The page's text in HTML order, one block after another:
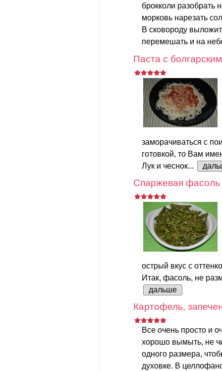
брокколи разобрать
морковь нарезать
В сковороду
перемешать и на
Паста с
заморачиваться с
готовкой, то Вам
Лук и чеснок...
Спаржевая
острый вкус с
Итак, фасоль, не
дальше
Картофель,
Все очень просто и
хорошо вымыть, не
одного размера,
духовке. В